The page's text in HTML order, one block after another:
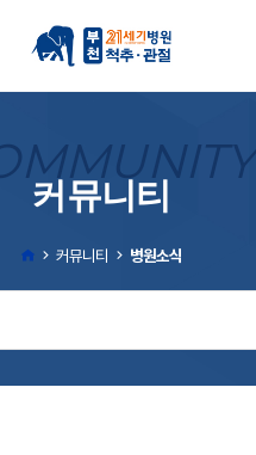
커뮤니티
커뮤니티 병원소식